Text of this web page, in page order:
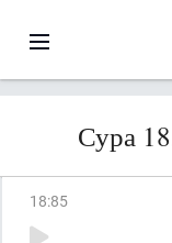
Сура
18:85